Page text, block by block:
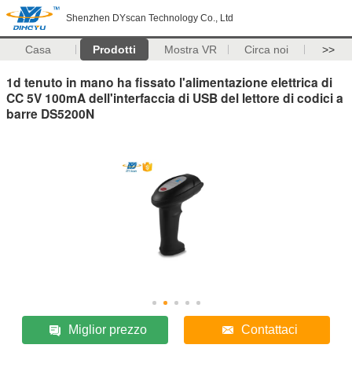
Shenzhen DYscan Technology Co., Ltd
Casa Prodotti Mostra VR Circa noi >>
1d tenuto in mano ha fissato l'alimentazione elettrica di
CC 5V 100mA dell'interfaccia di USB del lettore di codici a
barre DS5200N
Miglior prezzo Contattaci